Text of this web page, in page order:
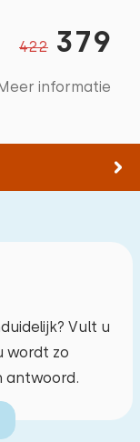
422 379
informatie
Vult u
wordt zo
antwoord.